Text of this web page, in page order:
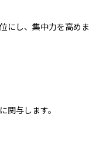
にし、集中力を高めま
関与します。